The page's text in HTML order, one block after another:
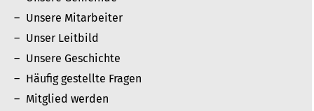
Unsere Mitarbeiter
Unser Leitbild
Unsere Geschichte
Häufig gestellte Fragen
Mitglied werden